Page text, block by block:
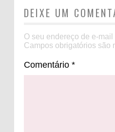
DEIXE UM
O seu endereço de e-
Campos obrigatórios são
Comentário *